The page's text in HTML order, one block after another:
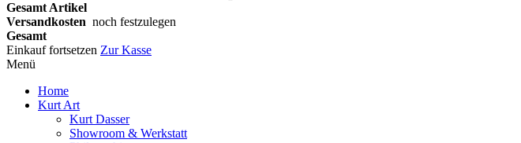
Gesamt Artikel
Versandkosten noch festzulegen
Gesamt
Einkauf fortsetzen Zur Kasse
Menü
Home
Kurt Art
Kurt Dasser
Showroom & Werkstatt